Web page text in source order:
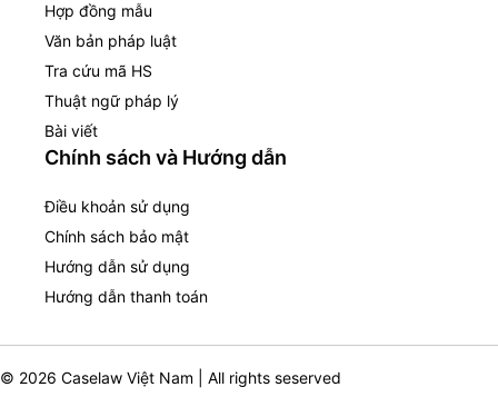
Hợp đồng mẫu
Văn bản pháp luật
Tra cứu mã HS
Thuật ngữ pháp lý
Bài viết
Chính sách và Hướng dẫn
Điều khoản sử dụng
Chính sách bảo mật
Hướng dẫn sử dụng
Hướng dẫn thanh toán
© 2026 Caselaw Việt Nam | All rights seserved